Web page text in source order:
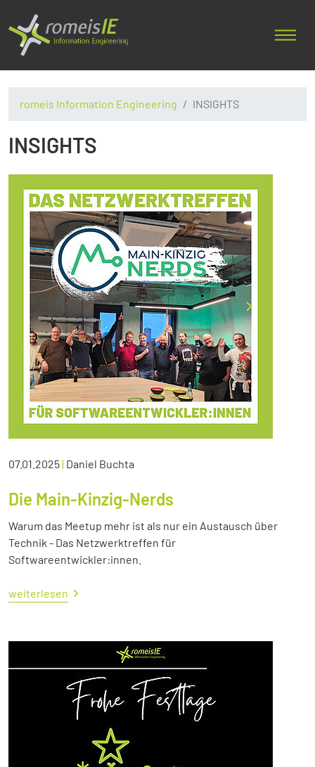
romeis Information Engineering INSIGHTS
INSIGHTS
07.01.2025| Daniel Buchta
Die Main-Kinzig-Nerds
Warum das Meetup mehr ist als nur ein Austausch über
Technik - Das Netzwerktreffen für
Softwareentwickler:innen.
weiterlesen